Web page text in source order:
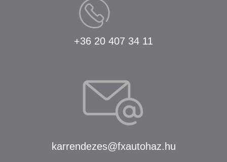
+36 20 407 34 11
karrendezes@fxautohaz.hu